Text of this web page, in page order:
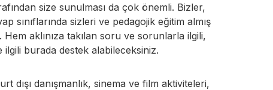
size sunulması da çok önemli. Bizler,
sınıflarında sizleri ve pedagojik eğitim almış
aklınıza takılan soru ve sorunlarla ilgili,
ilgili burada destek alabileceksiniz.
dışı danışmanlık, sinema ve film aktiviteleri,